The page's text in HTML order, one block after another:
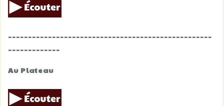
Au Plateau